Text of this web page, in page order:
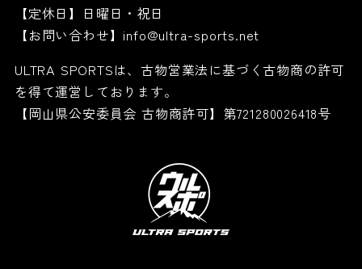
【定休日】日曜日・祝日
【お問い合わせ】info@ultra-sports.net
ULTRA SPORTSは、古物営業法に基づく古物商の許可
を得て運営しております。
【岡山県公安委員会 古物商許可】第721280026418号